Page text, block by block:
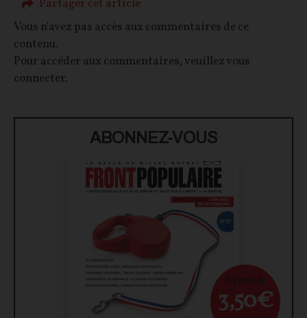
Partager cet article
Vous n'avez pas accès aux commentaires de ce
contenu.
Pour accéder aux commentaires, veuillez vous
connecter.
ABONNEZ-VOUS
À partir de
3,50€